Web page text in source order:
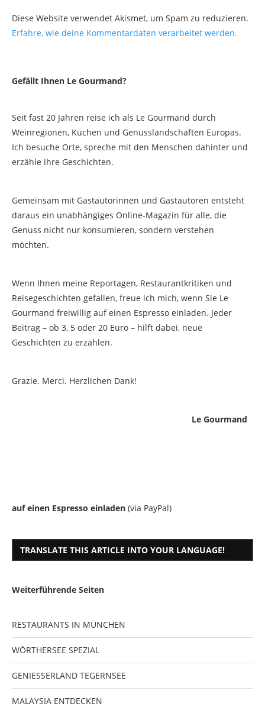
Diese Website verwendet Akismet, um Spam zu reduzieren.
Erfahre, wie deine Kommentardaten verarbeitet werden.
Gefällt Ihnen Le Gourmand?
Seit fast 20 Jahren reise ich als Le Gourmand durch
Weinregionen, Küchen und Genusslandschaften Europas.
Ich besuche Orte, spreche mit den Menschen dahinter und
erzähle ihre Geschichten.
Gemeinsam mit Gastautorinnen und Gastautoren entsteht
daraus ein unabhängiges Online-Magazin für alle, die
Genuss nicht nur konsumieren, sondern verstehen
möchten.
Wenn Ihnen meine Reportagen, Restaurantkritiken und
Reisegeschichten gefallen, freue ich mich, wenn Sie Le
Gourmand freiwillig auf einen Espresso einladen. Jeder
Beitrag – ob 3, 5 oder 20 Euro – hilft dabei, neue
Geschichten zu erzählen.
Grazie. Merci. Herzlichen Dank!
Le Gourmand
auf einen Espresso einladen (via PayPal)
TRANSLATE THIS ARTICLE INTO YOUR LANGUAGE!
Weiterführende Seiten
RESTAURANTS IN MÜNCHEN
WÖRTHERSEE SPEZIAL
GENIESSERLAND TEGERNSEE
MALAYSIA ENTDECKEN